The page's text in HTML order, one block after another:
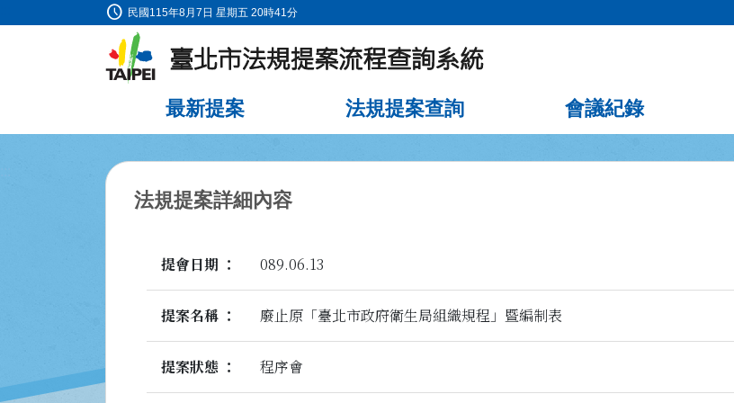
最新提案 法規提案查詢 會議紀錄
schedule 民國115年8月7日 星期五 20時41分
法規提案詳細內容
提會日期 089.06.13
提案名稱 廢止原「臺北市政府衛生局組織規程」暨編制表
提案狀態 程序會